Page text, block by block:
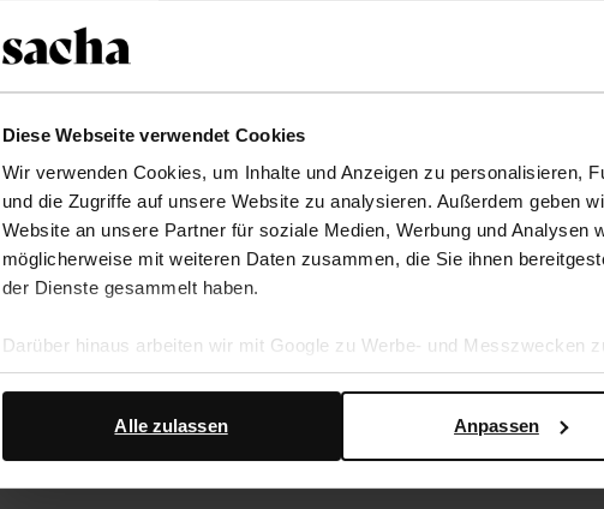
Diese Webseite verwendet Cookies
Wir verwenden Cookies, um Inhalte und Anzeigen zu personalisieren,
und die Zugriffe auf unsere Website zu analysieren. Außerdem geben
Website an unsere Partner für soziale Medien, Werbung und Analysen
möglicherweise mit weiteren Daten zusammen, die Sie ihnen
der Dienste gesammelt haben.
Darüber hinaus arbeiten wir mit Google zu Werbe- und Messzwecken
Google Ihre personenbezogenen Daten verwendet, finden Sie auf der
Anpassen
Alle zulassen
113.99 72.98
29.20